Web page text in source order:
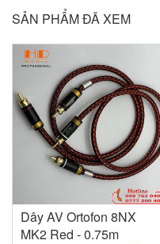
SẢN PHẨM ĐÃ XEM
Dây AV Ortofon 8NX
MK2 Red - 0.75m